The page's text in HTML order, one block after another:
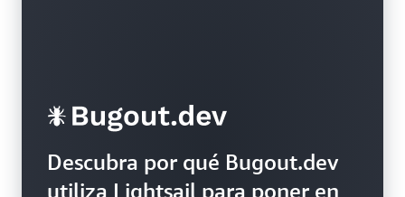
Descubra por qué Bugout.dev
utiliza Lightsail para poner en